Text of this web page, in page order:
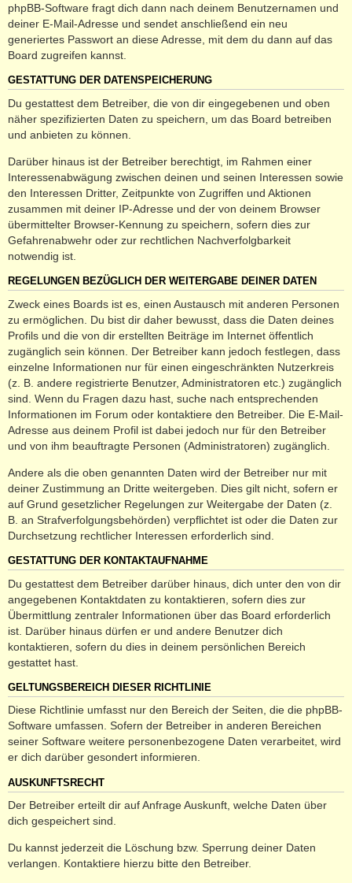
phpBB-Software fragt dich dann nach deinem Benutzernamen und
deiner E-Mail-Adresse und sendet anschließend ein neu
generiertes Passwort an diese Adresse, mit dem du dann auf das
Board zugreifen kannst.
GESTATTUNG DER DATENSPEICHERUNG
Du gestattest dem Betreiber, die von dir eingegebenen und oben
näher spezifizierten Daten zu speichern, um das Board betreiben
und anbieten zu können.
Darüber hinaus ist der Betreiber berechtigt, im Rahmen einer
Interessenabwägung zwischen deinen und seinen Interessen sowie
den Interessen Dritter, Zeitpunkte von Zugriffen und Aktionen
zusammen mit deiner IP-Adresse und der von deinem Browser
übermittelter Browser-Kennung zu speichern, sofern dies zur
Gefahrenabwehr oder zur rechtlichen Nachverfolgbarkeit
notwendig ist.
REGELUNGEN BEZÜGLICH DER WEITERGABE DEINER DATEN
Zweck eines Boards ist es, einen Austausch mit anderen Personen
zu ermöglichen. Du bist dir daher bewusst, dass die Daten deines
Profils und die von dir erstellten Beiträge im Internet öffentlich
zugänglich sein können. Der Betreiber kann jedoch festlegen, dass
einzelne Informationen nur für einen eingeschränkten Nutzerkreis
(z. B. andere registrierte Benutzer, Administratoren etc.) zugänglich
sind. Wenn du Fragen dazu hast, suche nach entsprechenden
Informationen im Forum oder kontaktiere den Betreiber. Die E-Mail-
Adresse aus deinem Profil ist dabei jedoch nur für den Betreiber
und von ihm beauftragte Personen (Administratoren) zugänglich.
Andere als die oben genannten Daten wird der Betreiber nur mit
deiner Zustimmung an Dritte weitergeben. Dies gilt nicht, sofern er
auf Grund gesetzlicher Regelungen zur Weitergabe der Daten (z.
B. an Strafverfolgungsbehörden) verpflichtet ist oder die Daten zur
Durchsetzung rechtlicher Interessen erforderlich sind.
GESTATTUNG DER KONTAKTAUFNAHME
Du gestattest dem Betreiber darüber hinaus, dich unter den von dir
angegebenen Kontaktdaten zu kontaktieren, sofern dies zur
Übermittlung zentraler Informationen über das Board erforderlich
ist. Darüber hinaus dürfen er und andere Benutzer dich
kontaktieren, sofern du dies in deinem persönlichen Bereich
gestattet hast.
GELTUNGSBEREICH DIESER RICHTLINIE
Diese Richtlinie umfasst nur den Bereich der Seiten, die die phpBB-
Software umfassen. Sofern der Betreiber in anderen Bereichen
seiner Software weitere personenbezogene Daten verarbeitet, wird
er dich darüber gesondert informieren.
AUSKUNFTSRECHT
Der Betreiber erteilt dir auf Anfrage Auskunft, welche Daten über
dich gespeichert sind.
Du kannst jederzeit die Löschung bzw. Sperrung deiner Daten
verlangen. Kontaktiere hierzu bitte den Betreiber.